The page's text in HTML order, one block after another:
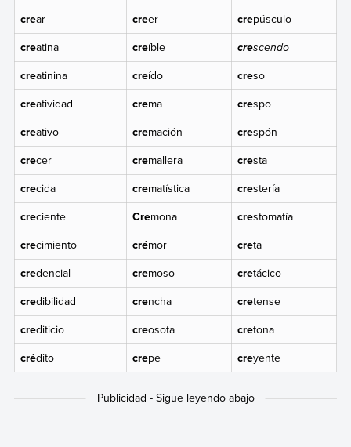
crear creer crepúsculo
creatina creíble crescendo
creatinina creído creso
creatividad crema crespo
creativo cremación crespón
crecer cremallera cresta
crecida crematística crestería
creciente Cremona crestomatía
crecimiento crémor creta
credencial cremoso cretácico
credibilidad crencha cretense
crediticio creosota cretona
crédito crepe creyente